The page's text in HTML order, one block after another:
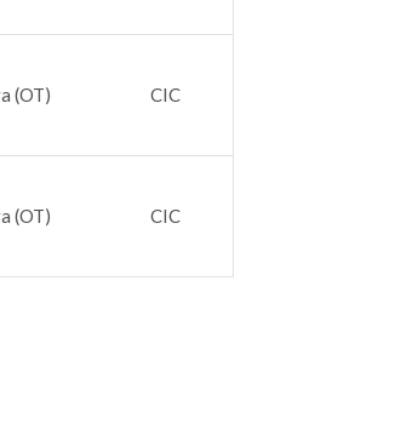
(OT) CIC
(OT) CIC